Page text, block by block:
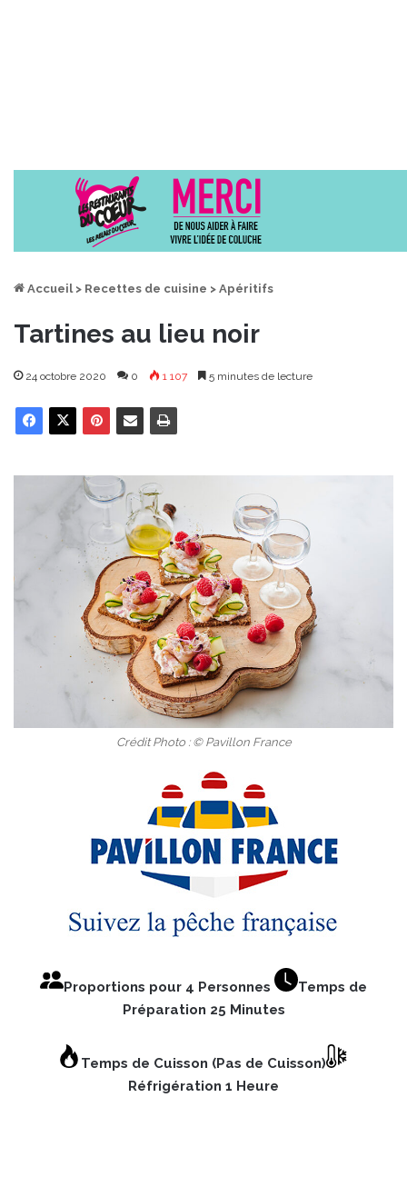
Accueil > Recettes de cuisine > Apéritifs
Tartines au lieu noir
24 octobre 2020 0 1 107 5 minutes de lecture
Crédit Photo : © Pavillon France
Proportions pour 4 Personnes
Temps de
Préparation 25 Minutes
Temps de Cuisson (Pas de Cuisson)
Réfrigération 1 Heure